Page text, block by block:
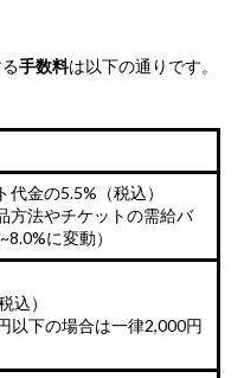
手数料は以下の通りです。
5.5%（税込）
チケットの需給バ
に変動）
）
場合は一律2,000円